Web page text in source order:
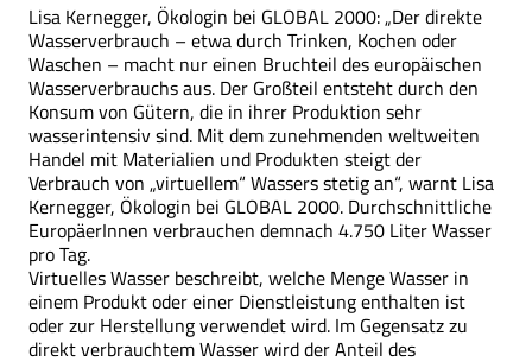
Lisa Kernegger, Ökologin bei GLOBAL 2000: „Der direkte
Wasserverbrauch – etwa durch Trinken, Kochen oder
Waschen – macht nur einen Bruchteil des europäischen
Wasserverbrauchs aus. Der Großteil entsteht durch den
Konsum von Gütern, die in ihrer Produktion sehr
wasserintensiv sind. Mit dem zunehmenden weltweiten
Handel mit Materialien und Produkten steigt der
Verbrauch von „virtuellem“ Wassers stetig an“, warnt Lisa
Kernegger, Ökologin bei GLOBAL 2000. Durchschnittliche
EuropäerInnen verbrauchen demnach 4.750 Liter Wasser
pro Tag.
Virtuelles Wasser beschreibt, welche Menge Wasser in
einem Produkt oder einer Dienstleistung enthalten ist
oder zur Herstellung verwendet wird. Im Gegensatz zu
direkt verbrauchtem Wasser wird der Anteil des